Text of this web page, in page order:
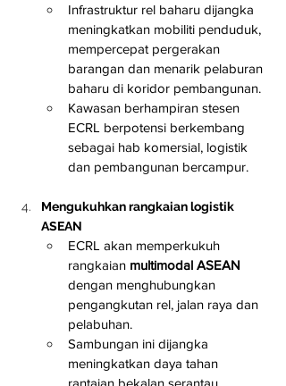
Infrastruktur rel baharu dijangka
meningkatkan mobiliti penduduk,
mempercepat pergerakan
barangan dan menarik pelaburan
baharu di koridor pembangunan.
Kawasan berhampiran stesen
ECRL berpotensi berkembang
sebagai hab komersial, logistik
dan pembangunan bercampur.
Mengukuhkan rangkaian logistik
ASEAN
ECRL akan memperkukuh
rangkaian multimodal ASEAN
dengan menghubungkan
pengangkutan rel, jalan raya dan
pelabuhan.
Sambungan ini dijangka
meningkatkan daya tahan
rantaian bekalan serantau,